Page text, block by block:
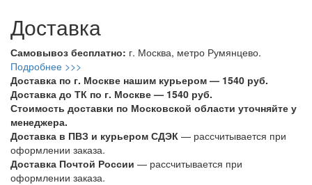
Доставка
Самовывоз бесплатно: г. Москва, метро Румянцево.
Подробнее >>>
Доставка по г. Москве нашим курьером — 1540 руб.
Доставка до ТК по г. Москве — 1540 руб.
Стоимость доставки по Московской области уточняйте у
менеджера.
Доставка в ПВЗ и курьером СДЭК — рассчитывается при
оформлении заказа.
Доставка Почтой России — рассчитывается при
оформлении заказа.